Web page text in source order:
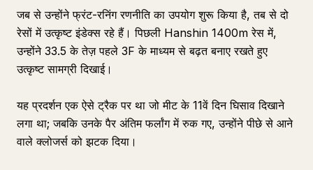
जब से उन्होंने फ्रंट-रनिंग रणनीति का उपयोग शुरू किया है, तब से दो
रेसों में उत्कृष्ट इंडेक्स रहे हैं। पिछली Hanshin 1400m रेस में,
उन्होंने 33.5 के तेज़ पहले 3F के माध्यम से बढ़त बनाए रखते हुए
उत्कृष्ट सामग्री दिखाई।
यह प्रदर्शन एक ऐसे ट्रैक पर था जो मीट के 11वें दिन घिसाव दिखाने
लगा था; जबकि उनके पैर अंतिम फर्लांग में रुक गए, उन्होंने पीछे से आने
वाले क्लोजर्स को झटक दिया।